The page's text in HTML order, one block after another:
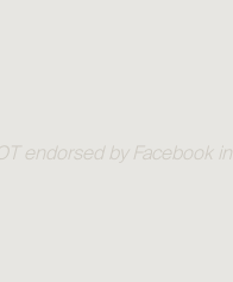
endorsed by Facebook in